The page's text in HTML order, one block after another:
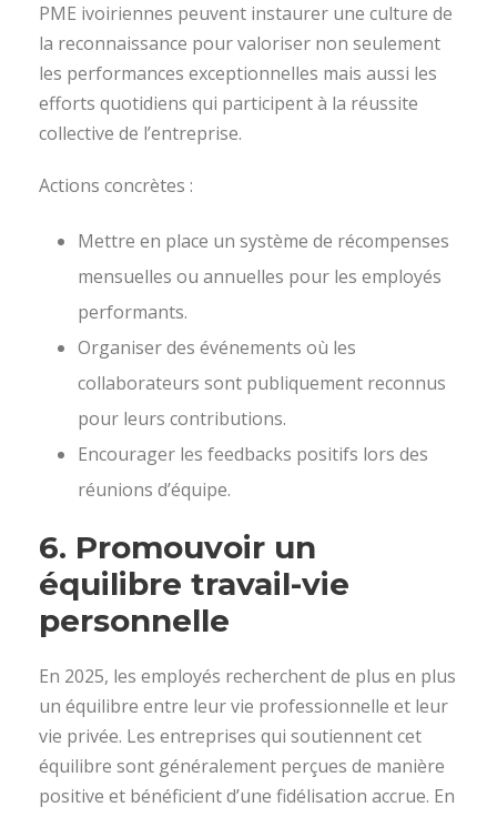
PME ivoiriennes peuvent instaurer une culture de
la reconnaissance pour valoriser non seulement
les performances exceptionnelles mais aussi les
efforts quotidiens qui participent à la réussite
collective de l’entreprise.
Actions concrètes :
Mettre en place un système de récompenses
mensuelles ou annuelles pour les employés
performants.
Organiser des événements où les
collaborateurs sont publiquement reconnus
pour leurs contributions.
Encourager les feedbacks positifs lors des
réunions d’équipe.
6. Promouvoir un
équilibre travail-vie
personnelle
En 2025, les employés recherchent de plus en plus
un équilibre entre leur vie professionnelle et leur
vie privée. Les entreprises qui soutiennent cet
équilibre sont généralement perçues de manière
positive et bénéficient d’une fidélisation accrue. En